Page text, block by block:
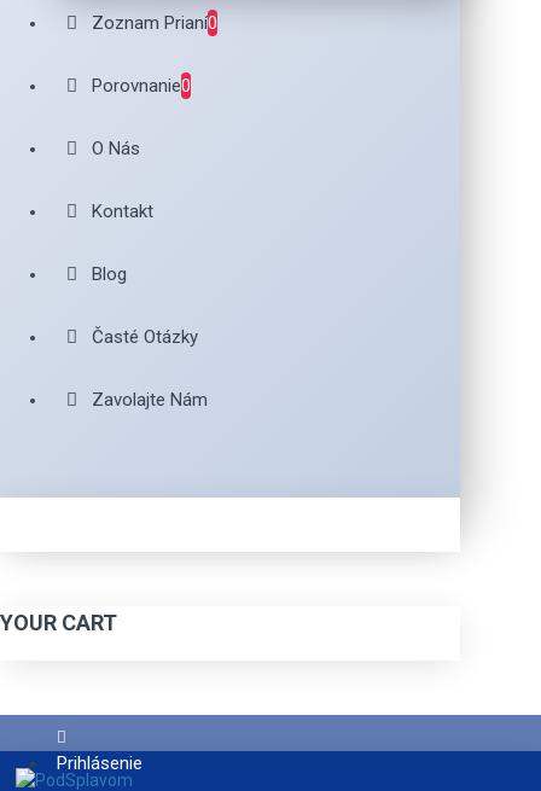
Zoznam Prianí0
Porovnanie0
O Nás
Kontakt
Blog
Časté Otázky
Zavolajte Nám
YOUR CART
Prihlásenie